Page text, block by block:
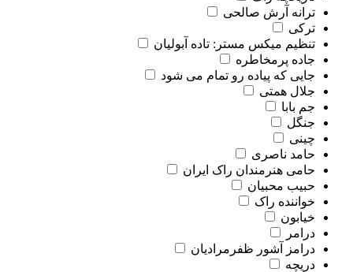
ترانه آرش صالحی
ترکی
تنظیم میکس مستر: تاده آبولیان
جاده پرمخاطره
جایی که پیاده رو تمام می شود
جلال همتی
جم بابا
جنگل
چینی
حامد ناصری
حامی هنرمندان راک ایران
حبیب محبیان
خواننده راک
خیابون
درامر
درامز آشور ظفرمرادیان
دریچه